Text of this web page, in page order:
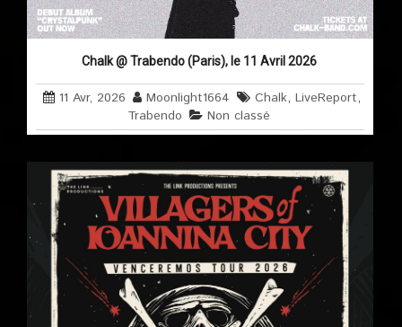
Chalk @ Trabendo (Paris), le 11 Avril 2026
11 Avr, 2026 Moonlight1664 Chalk,LiveReport,
Trabendo
Non classé